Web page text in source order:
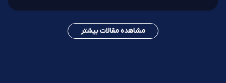
مشاهده مقالات بیشتر